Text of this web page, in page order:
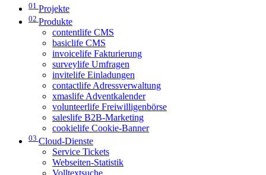
01 Projekte
02 Produkte
contentlife CMS
basiclife CMS
invoicelife Fakturierung
surveylife Umfragen
invitelife Einladungen
contactlife Adressverwaltung
xmaslife Adventkalender
volunteerlife Freiwilligenbörse
saleslife B2B-Marketing
cookielife Cookie-Banner
03 Cloud-Dienste
Service Tickets
Webseiten-Statistik